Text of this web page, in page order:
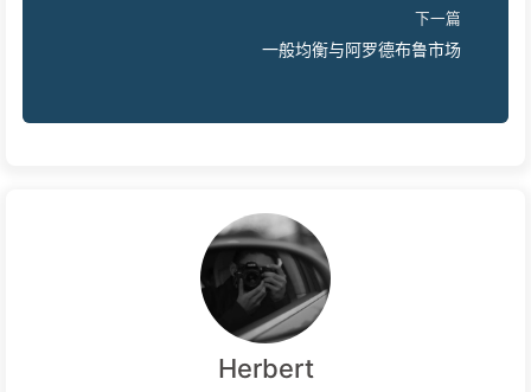
下一篇
一般均衡与阿罗德布鲁市场
Herbert